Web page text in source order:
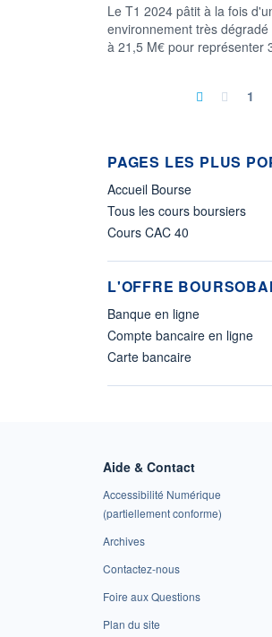
Le T1 2024 pâtit à la fois
environnement très
à 21,5 M€ pour représenter
1
PAGES LES PLUS
Accueil Bourse
Tous les cours boursiers
Cours CAC 40
L'OFFRE
Banque en ligne
Compte bancaire en ligne
Carte bancaire
Aide & Contact
Accessibilité Numérique
(partiellement conforme)
Archives
Contactez-nous
Foire aux Questions
Plan du site